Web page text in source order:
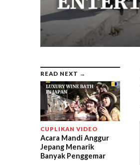
READ NEXT →
CUPLIKAN VIDEO
Acara Mandi Anggur
Jepang Menarik
Banyak Penggemar